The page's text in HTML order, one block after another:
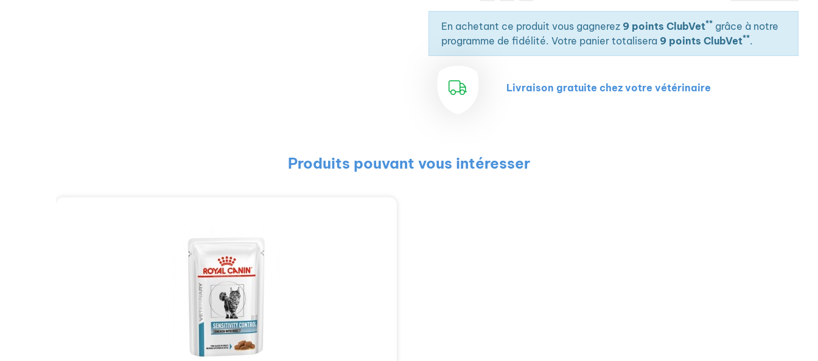
En achetant ce produit vous gagnerez 9 points ClubVet** grâce à notre
programme de fidélité. Votre panier totalisera 9 points ClubVet**.
Livraison gratuite chez votre vétérinaire
Produits pouvant vous intéresser